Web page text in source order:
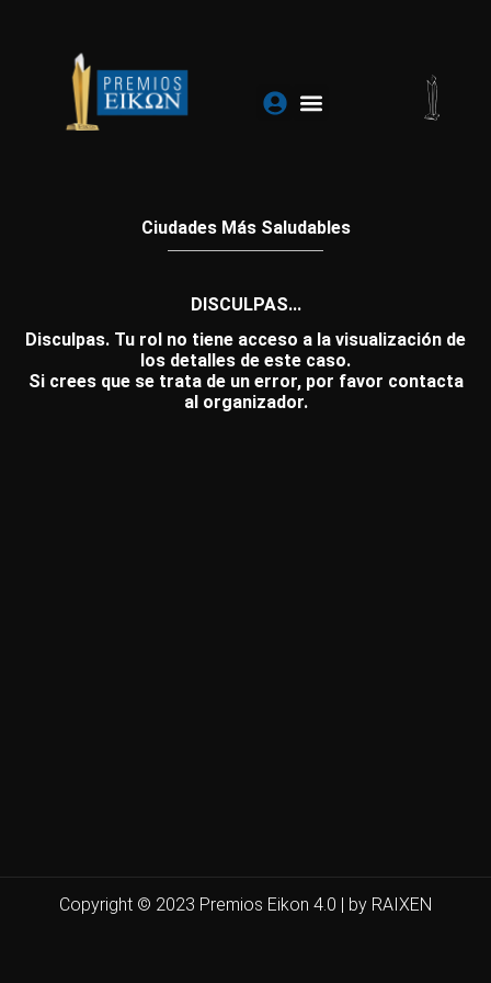
contenido
Ciudades Más Saludables
DISCULPAS...
Disculpas. Tu rol no tiene acceso a la visualización de
los detalles de este caso.
Si crees que se trata de un error, por favor contacta
al organizador.
Copyright © 2023 Premios Eikon 4.0 | by RAIXEN